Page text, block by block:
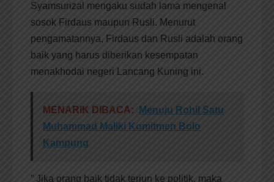
Syamsurizal mengaku sudah lama mengenal
sosok Firdaus maupun Rusli. Menurut
pengamatannya, Firdaus dan Rusli adalah orang
baik yang harus diberikan kesempatan
menakhodai negeri Lancang Kuning ini.
MENARIK DIBACA:
Menuju Rohil Satu
Muhammad Maliki Komitmen Bolo
Kampung
” Jika orang baik tidak terjun ke politik, maka